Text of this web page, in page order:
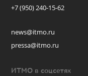
+7 (950) 240-15-62
news@itmo.ru
pressa@itmo.ru
ИТМО в соцсетях